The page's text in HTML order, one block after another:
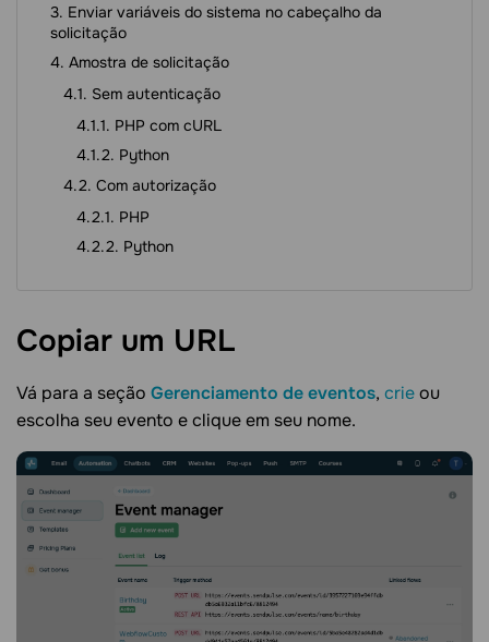
Enviar variáveis do sistema no cabeçalho da
solicitação
Amostra de solicitação
Sem autenticação
PHP com cURL
Python
Com autorização
PHP
Python
Copiar um URL
Vá para a seção Gerenciamento de eventos, crieou
escolha seu evento e clique em seu nome.